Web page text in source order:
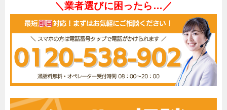
＼業者選びに困ったら…／